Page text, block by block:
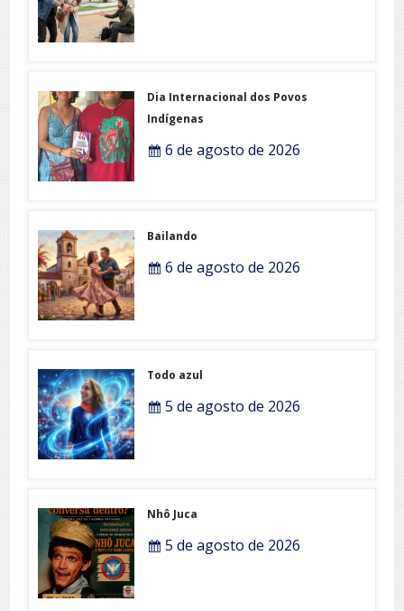
Dia Internacional dos Povos
Indígenas
6 de agosto de 2026
Bailando
6 de agosto de 2026
Todo azul
5 de agosto de 2026
Nhô Juca
5 de agosto de 2026